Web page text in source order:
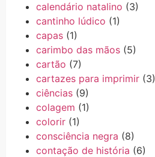
calendário natalino (3)
cantinho lúdico (1)
capas (1)
carimbo das mãos (5)
cartão (7)
cartazes para imprimir (3)
ciências (9)
colagem (1)
colorir (1)
consciência negra (8)
contação de história (6)